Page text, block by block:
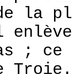
la
enlève
;